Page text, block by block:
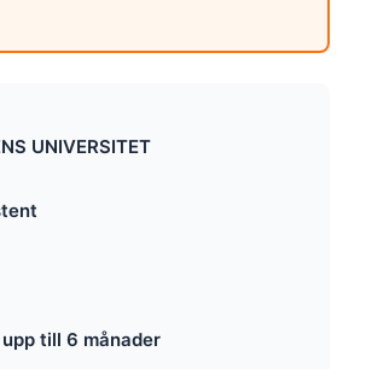
UNIVERSITET
till 6 månader